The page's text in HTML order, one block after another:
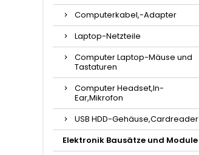
Computerkabel,-Adapter
Laptop-Netzteile
Computer Laptop-Mäuse und
Tastaturen
Computer Headset,In-
Ear,Mikrofon
USB HDD-Gehäuse,Cardreader
Elektronik Bausätze und Module